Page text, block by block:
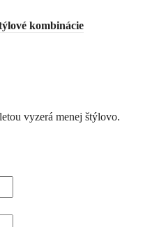
kombinácie
vyzerá menej štýlovo.